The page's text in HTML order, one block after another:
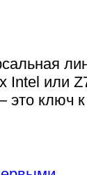
Intel или
ключ к